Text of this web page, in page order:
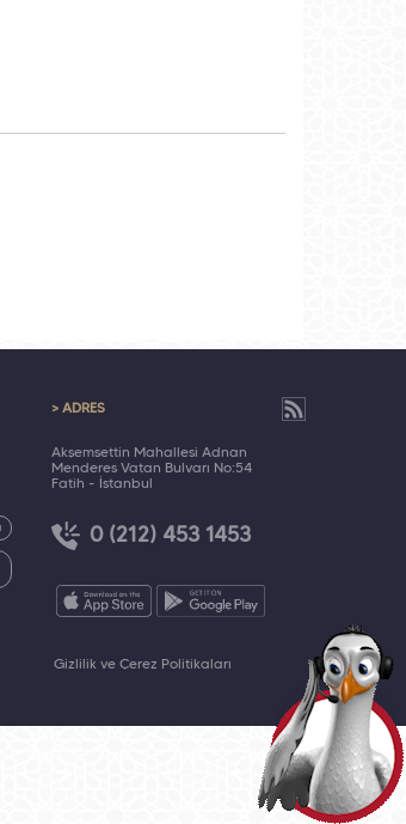
> ADRES
Akşemsettin Mahallesi Adnan
Menderes Vatan Bulvarı No:54
Fatih - İstanbul
0 (212) 453 1453
Gizlilik ve Çerez Politikaları